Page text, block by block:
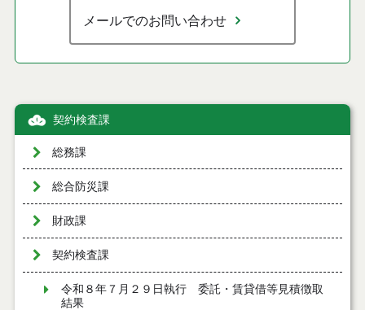
メールでのお問い合わせ
契約検査課
総務課
総合防災課
財政課
契約検査課
令和８年７月２９日執行 委託・賃貸借等見積徴取
結果